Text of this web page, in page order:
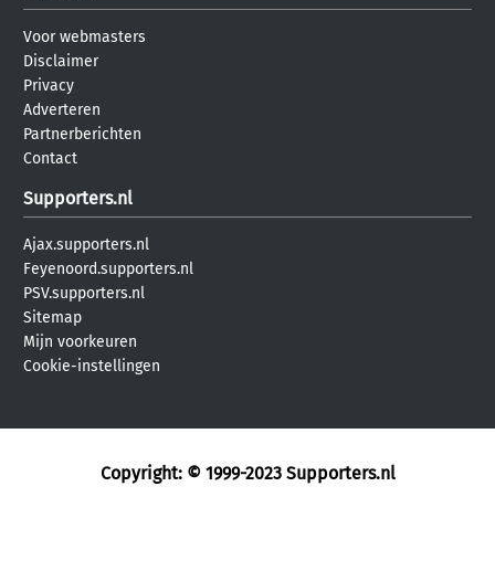
Voor webmasters
Disclaimer
Privacy
Adverteren
Partnerberichten
Contact
Supporters.nl
Ajax.supporters.nl
Feyenoord.supporters.nl
PSV.supporters.nl
Sitemap
Mijn voorkeuren
Cookie-instellingen
Copyright: © 1999-2023 Supporters.nl